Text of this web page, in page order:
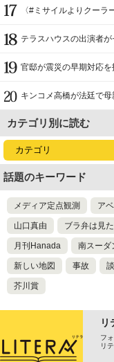
〈#ミサイルよりクー
テラスハウスの出演者が
官邸が震災の早期対応
キンコメ高橋が法廷で
カテゴリ別に読む
話題のキーワード
メディア定点観測 ア
山口真由 ブラ弁は見た
月刊Hanada 南スーダ
新しい地図 事故
芥川賞
リ
フ
リ